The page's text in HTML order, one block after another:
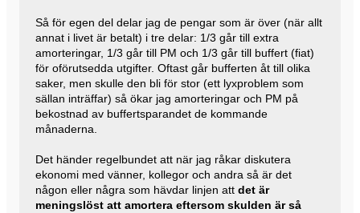
Så för egen del delar jag de pengar som är över (när allt
annat i livet är betalt) i tre delar: 1/3 går till extra
amorteringar, 1/3 går till PM och 1/3 går till buffert (fiat)
för oförutsedda utgifter. Oftast går bufferten åt till olika
saker, men skulle den bli för stor (ett lyxproblem som
sällan inträffar) så ökar jag amorteringar och PM på
bekostnad av buffertsparandet de kommande
månaderna.
Det händer regelbundet att när jag råkar diskutera
ekonomi med vänner, kollegor och andra så är det
någon eller några som hävdar linjen att det är
meningslöst att amortera eftersom skulden är så